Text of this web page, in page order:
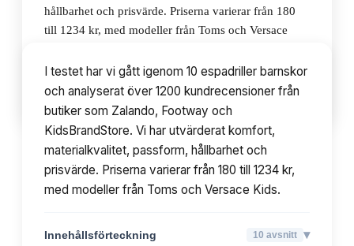
hållbarhet och prisvärde. Priserna varierar från 180
till 1234 kr, med modeller från Toms och Versace
Innehållsförteckning 10avsnitt
I testet har vi gått igenom 10 espadriller barnskor
och analyserat över 1200 kundrecensioner från
butiker som Zalando, Footway och
KidsBrandStore. Vi har utvärderat komfort,
materialkvalitet, passform, hållbarhet och
prisvärde. Priserna varierar från 180 till 1234 kr,
med modeller från Toms och Versace Kids.
Innehållsförteckning 10 avsnitt ▾